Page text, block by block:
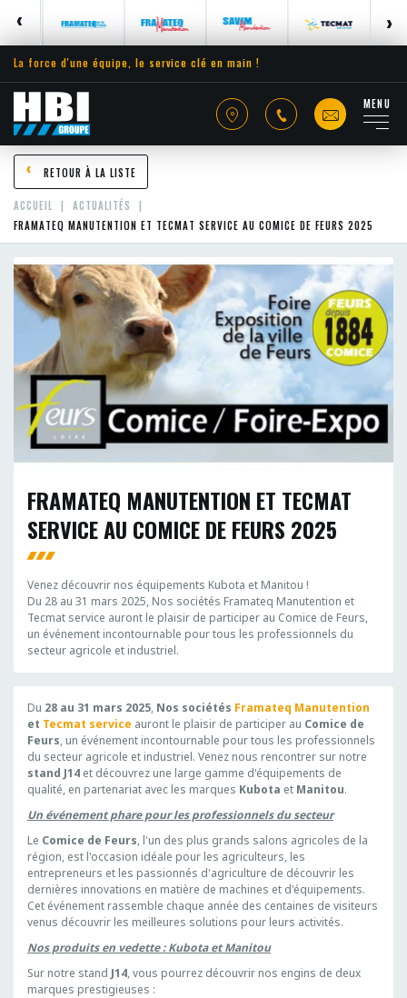
La force d'une équipe, le service clé en main !
MENU
RETOUR À LA LISTE
ACCUEIL
ACTUALITÉS
FRAMATEQ MANUTENTION ET TECMAT SERVICE AU COMICE DE FEURS 2025
FRAMATEQ MANUTENTION ET TECMAT
SERVICE AU COMICE DE FEURS 2025
Venez découvrir nos équipements Kubota et Manitou !
Du 28 au 31 mars 2025, Nos sociétés Framateq Manutention et
Tecmat service auront le plaisir de participer au Comice de Feurs,
un événement incontournable pour tous les professionnels du
secteur agricole et industriel.
Du 28 au 31 mars 2025, Nos sociétés Framateq Manutention
et Tecmat service auront le plaisir de participer au Comice de
Feurs, un événement incontournable pour tous les professionnels
du secteur agricole et industriel. Venez nous rencontrer sur notre
stand J14 et découvrez une large gamme d'équipements de
qualité, en partenariat avec les marques Kubota et Manitou.
Un événement phare pour les professionnels du secteur
Le Comice de Feurs, l'un des plus grands salons agricoles de la
région, est l'occasion idéale pour les agriculteurs, les
entrepreneurs et les passionnés d'agriculture de découvrir les
dernières innovations en matière de machines et d'équipements.
Cet événement rassemble chaque année des centaines de visiteurs
venus découvrir les meilleures solutions pour leurs activités.
Nos produits en vedette : Kubota et Manitou
Sur notre stand J14, vous pourrez découvrir nos engins de deux
marques prestigieuses :